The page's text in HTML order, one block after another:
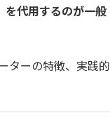
を代用するのが一般
ターの特徴、実践的